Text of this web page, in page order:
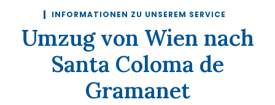
INFORMATIONEN ZU UNSEREM SERVICE
Umzug von Wien nach
Santa Coloma de
Gramanet